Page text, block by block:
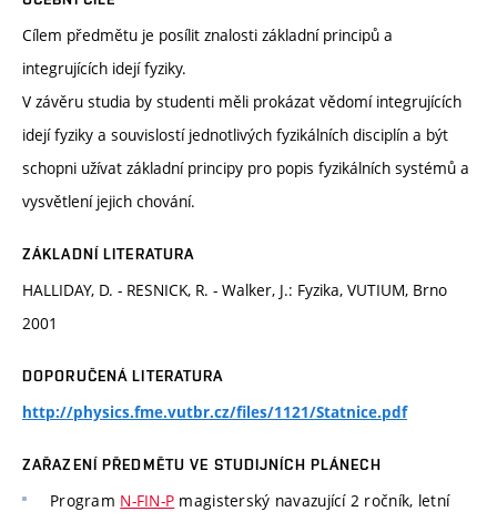
Cílem předmětu je posílit znalosti základní principů a
integrujících idejí fyziky.
V závěru studia by studenti měli prokázat vědomí integrujících
idejí fyziky a souvislostí jednotlivých fyzikálních disciplín a být
schopni užívat základní principy pro popis fyzikálních systémů a
vysvětlení jejich chování.
ZÁKLADNÍ LITERATURA
HALLIDAY, D. - RESNICK, R. - Walker, J.: Fyzika, VUTIUM, Brno
2001
DOPORUČENÁ LITERATURA
http://physics.fme.vutbr.cz/files/1121/Statnice.pdf
ZAŘAZENÍ PŘEDMĚTU VE STUDIJNÍCH PLÁNECH
Program N-FIN-P magisterský navazující 2 ročník, letní